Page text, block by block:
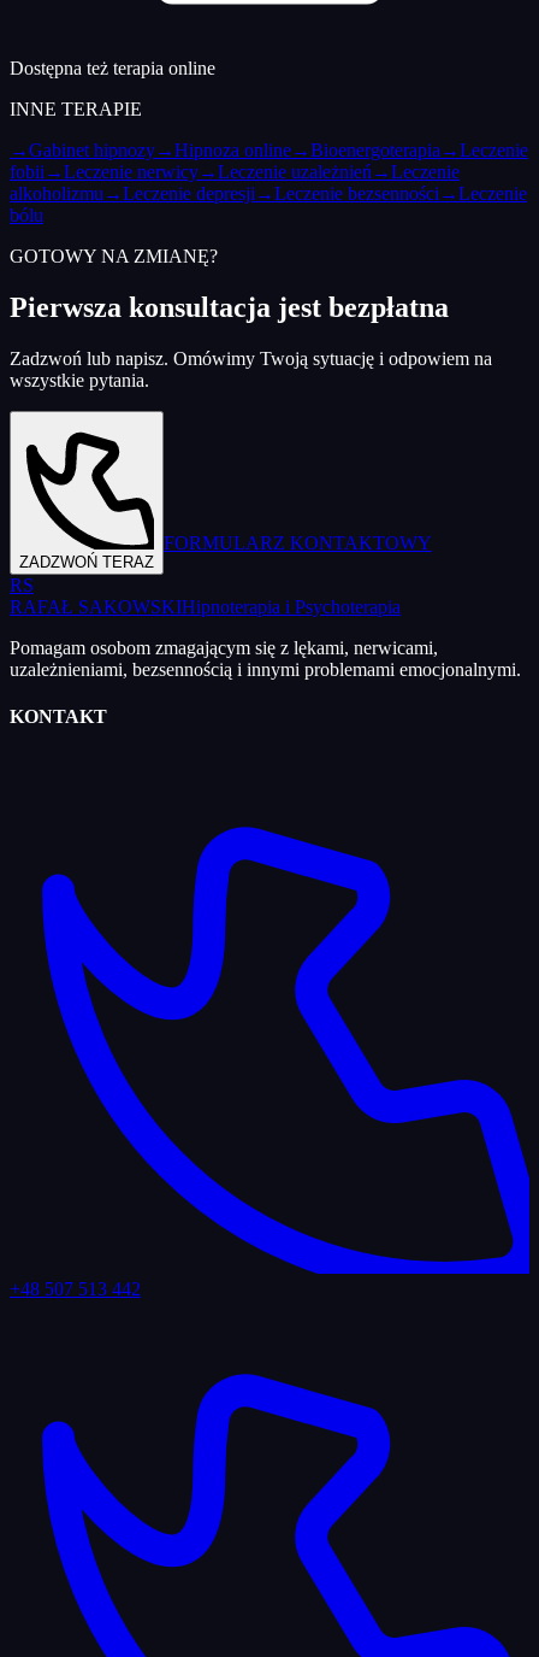
Dostępna też terapia online
INNE TERAPIE
→Gabinet hipnozy→Hipnoza online→Bioenergoterapia →Leczenie
fobii →Leczenie nerwicy→Leczenie uzależnień →Leczenie
alkoholizmu →Leczenie depresji →Leczenie bezsenności →Leczenie
bólu
GOTOWY NA ZMIANĘ?
Pierwsza konsultacja jest bezpłatna
Zadzwoń lub napisz. Omówimy Twoją sytuację i odpowiem na
wszystkie pytania.
ZADZWOŃ TERAZ
FORMULARZ KONTAKTOWY
RS
RAFAŁ SAKOWSKIHipnoterapia i Psychoterapia
Pomagam osobom zmagającym się z lękami, nerwicami,
uzależnieniami, bezsennością i innymi problemami emocjonalnymi.
KONTAKT
+48 507 513 442